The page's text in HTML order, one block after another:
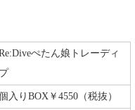
ぺたん娘トレーディ
りBOX￥4550（税抜）